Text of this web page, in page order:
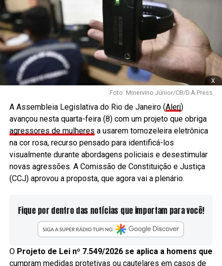
x
Foto: Minervino Júnior/CB/D.A.Press
A Assembleia Legislativa do Rio de Janeiro (Alerj)
avançou nesta quarta-feira (8) com um projeto que obriga
agressores de mulheres a usarem tornozeleira eletrônica
na cor rosa, recurso pensado para identificá-los
visualmente durante abordagens policiais e desestimular
novas agressões. A Comissão de Constituição e Justiça
(CCJ) aprovou a proposta, que agora vai a plenário.
Fique por dentro das notícias que importam para você!
O Projeto de Lei nº 7.549/2026 se aplica a homens que
cumpram medidas protetivas ou cautelares em casos de